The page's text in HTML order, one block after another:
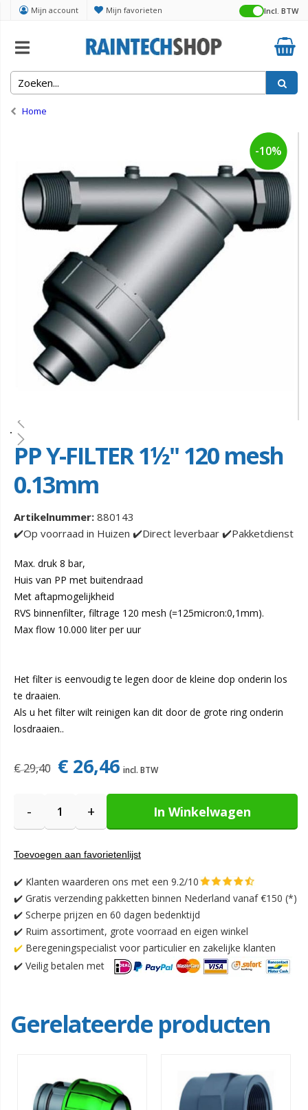
Mijn account Mijn favorieten Incl. BTW
Home
-10%
PP Y-FILTER 1½" 120 mesh
0.13mm
Artikelnummer: 880143
✔️Op voorraad in Huizen ✔️Direct leverbaar ✔️Pakketdienst
Max. druk 8 bar,
Huis van PP met buitendraad
Met aftapmogelijkheid
RVS binnenfilter, filtrage 120 mesh (=125micron:0,1mm).
Max flow 10.000 liter per uur
Het filter is eenvoudig te legen door de kleine dop onderin los
te draaien.
Als u het filter wilt reinigen kan dit door de grote ring onderin
losdraaien..
€ 26,46
€ 29,40
- + In Winkelwagen
Toevoegen aan favorietenlijst
✔️ Klanten waarderen ons met een 9.2/10
✔️ Gratis verzending pakketten binnen Nederland vanaf €150 (*)
✔️ Scherpe prijzen en 60 dagen bedenktijd
✔️ Ruim assortiment, grote voorraad en eigen winkel
✔️ Beregeningspecialist voor particulier en zakelijke klanten
✔️ Veilig betalen met
Gerelateerde producten